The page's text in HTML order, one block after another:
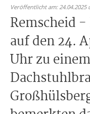
Veröffentlicht am:
Remscheid
auf den 24.
Uhr zu